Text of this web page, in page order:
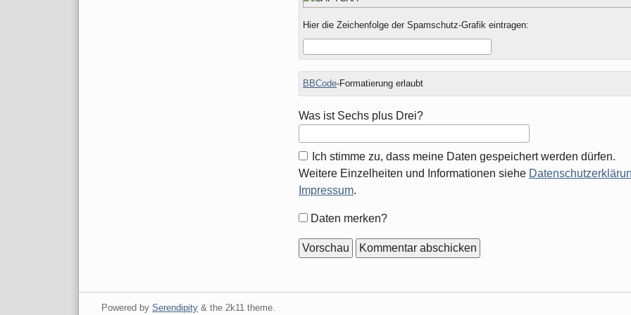
Hier die Zeichenfolge der Spamschutz-Grafik eintragen:
BBCode-Formatierung erlaubt
Was ist Sechs plus Drei?
Ich stimme zu, dass meine Daten gespeichert werden dürfen.
Weitere Einzelheiten und Informationen siehe
Impressum.
Formular-
Daten merken?
Powered by Serendipity& the 2k11 theme.